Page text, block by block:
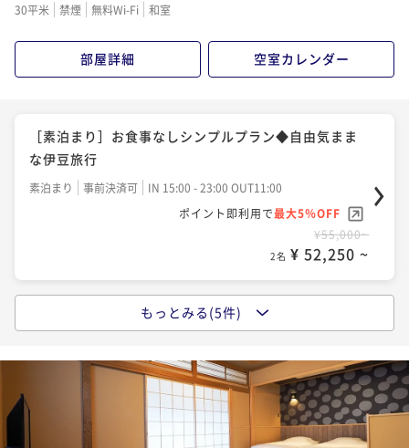
二食付き 事前決済可
2名 ¥ 52,250 ~
［文化財に泊まる］お部屋食で味わう季節の月替わり
二食付き 事前決済可
IN 15:00 - 18:00 OUT11:00
ポイント即利用で最大5％OFF
¥58,300~
2名 ¥ 55,385 ~
30平米 禁煙 無料Wi-Fi 和室
部屋詳細 空室カレンダー
［素泊まり］お食事なしシンプルプラン◆自由気まま
な伊豆旅行
素泊まり 事前決済可
IN 15:00 - 23:00 OUT11:00
ポイント即利用で最大5％OFF
¥55,000~
2名 ¥ 52,250 ~
［一泊夕食付］朝寝坊にぴったり！チェックアウトま
事前決済可
IN 15:00 - 18:00 OUT11:00
ポイント即利用で最大5％OFF
¥73,700~
2名 ¥ 70,015 ~
もっとみる(5件)